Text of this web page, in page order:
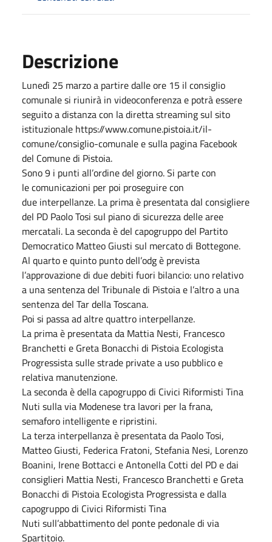
Descrizione
Lunedì 25 marzo a partire dalle ore 15 il consiglio
comunale si riunirà in videoconferenza e potrà essere
seguito a distanza con la diretta streaming sul sito
istituzionale https://www.comune.pistoia.it/il-
comune/consiglio-comunale e sulla pagina Facebook
del Comune di Pistoia.
Sono 9 i punti all’ordine del giorno. Si parte con
le comunicazioni per poi proseguire con
due interpellanze. La prima è presentata dal consigliere
del PD Paolo Tosi sul piano di sicurezza delle aree
mercatali. La seconda è del capogruppo del Partito
Democratico Matteo Giusti sul mercato di Bottegone.
Al quarto e quinto punto dell’odg è prevista
l’approvazione di due debiti fuori bilancio: uno relativo
a una sentenza del Tribunale di Pistoia e l’altro a una
sentenza del Tar della Toscana.
Poi si passa ad altre quattro interpellanze.
La prima è presentata da Mattia Nesti, Francesco
Branchetti e Greta Bonacchi di Pistoia Ecologista
Progressista sulle strade private a uso pubblico e
relativa manutenzione.
La seconda è della capogruppo di Civici Riformisti Tina
Nuti sulla via Modenese tra lavori per la frana,
semaforo intelligente e ripristini.
La terza interpellanza è presentata da Paolo Tosi,
Matteo Giusti, Federica Fratoni, Stefania Nesi, Lorenzo
Boanini, Irene Bottacci e Antonella Cotti del PD e dai
consiglieri Mattia Nesti, Francesco Branchetti e Greta
Bonacchi di Pistoia Ecologista Progressista e dalla
capogruppo di Civici Riformisti Tina
Nuti sull’abbattimento del ponte pedonale di via
Spartitoio.